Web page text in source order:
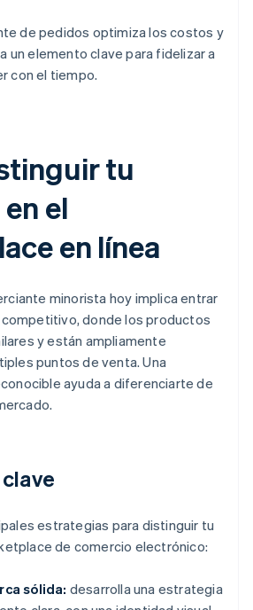
de pedidos optimiza los costos y
un elemento clave para fidelizar a
con el tiempo.
tu
el
en línea
minorista hoy implica entrar
donde los productos
y están ampliamente
puntos de venta. Una
ayuda a diferenciarte de
estrategias para distinguir tu
de comercio electrónico:
sólida: desarrolla una estrategia